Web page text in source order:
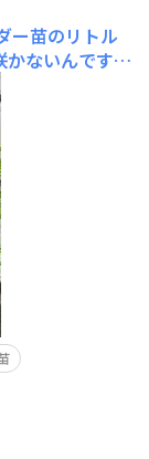
ー苗のリトル
かないんです
中茶色だか
ないけど前回
夫かなー？
はＸエナジー